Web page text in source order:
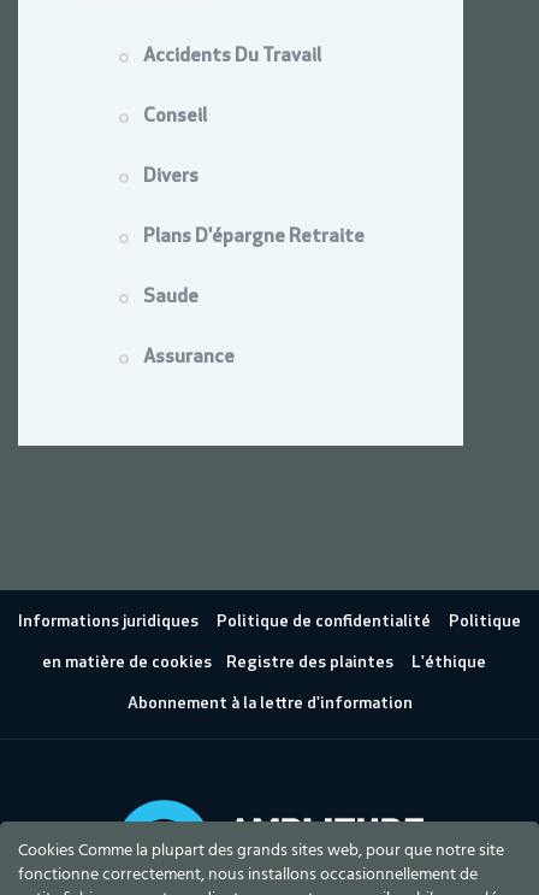
Accidents Du Travail
Conseil
Divers
Plans D'épargne Retraite
Saude
Assurance
Informations juridiques Politique de confidentialité Politique
en matière de cookies Registre des plaintes L'éthique
Abonnement à la lettre d'information
Cookies Comme la plupart des grands sites web, pour que notre site
fonctionne correctement, nous installons occasionnellement de